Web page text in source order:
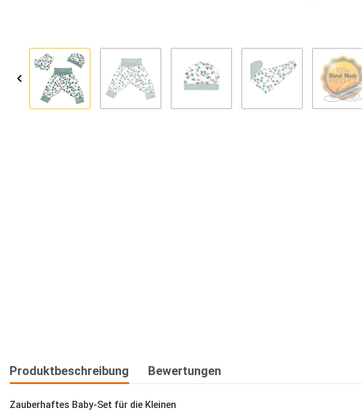
Produktbeschreibung Bewertungen
Zauberhaftes Baby-Set für die Kleinen